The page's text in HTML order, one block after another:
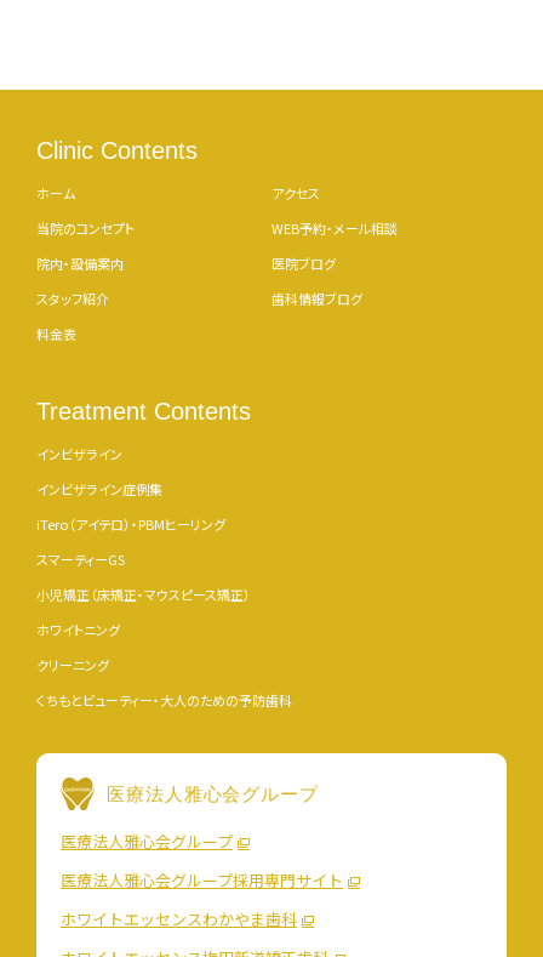
Clinic Contents
ホーム
当院のコンセプト
院内・設備案内
スタッフ紹介
料金表
アクセス
WEB予約・メール相談
医院ブログ
歯科情報ブログ
Treatment Contents
インビザライン
インビザライン症例集
iTero（アイテロ）・PBMヒーリング
スマーティーGS
小児矯正（床矯正・マウスピース矯正）
ホワイトニング
クリーニング
くちもとビューティー・大人のための予防歯科
医療法人雅心会グループ
医療法人雅心会グループ
医療法人雅心会グループ採用専門サイト
ホワイトエッセンスわかやま歯科